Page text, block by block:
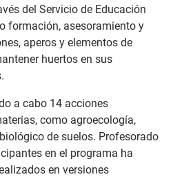
del Servicio de Educación
formación, asesoramiento y
aperos y elementos de
huertos en sus
a cabo 14 acciones
como agroecología,
de suelos. Profesorado
en el programa ha
en versiones